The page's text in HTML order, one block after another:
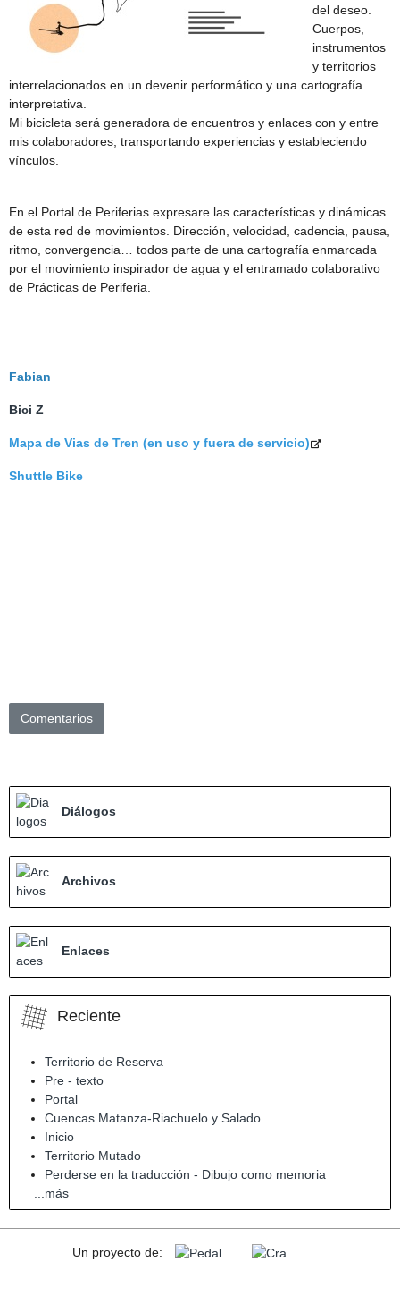
del deseo.
Cuerpos,
instrumentos
y territorios
interrelacionados en un devenir performático y una cartografía
interpretativa.
Mi bicicleta será generadora de encuentros y enlaces con y entre
mis colaboradores, transportando experiencias y estableciendo
vínculos.
En el Portal de Periferias expresare las características y dinámicas
de esta red de movimientos. Dirección, velocidad, cadencia, pausa,
ritmo, convergencia… todos parte de una cartografía enmarcada
por el movimiento inspirador de agua y el entramado colaborativo
de Prácticas de Periferia.
Fabian
Bici Z
Mapa de Vias de Tren (en uso y fuera de servicio)
Shuttle Bike
Comentarios
Diálogos
Archivos
Enlaces
Reciente
Territorio de Reserva
Pre - texto
Portal
Cuencas Matanza-Riachuelo y Salado
Inicio
Territorio Mutado
Perderse en la traducción - Dibujo como memoria
...más
Un proyecto de: